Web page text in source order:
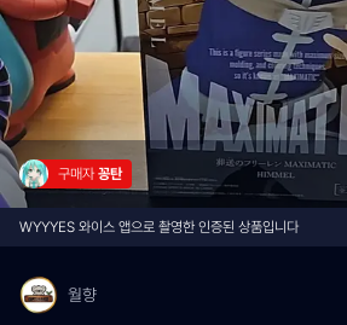
구매자 꽁탄
WYYYES 와이스 앱으로 촬영한 인증된 상품입니다
월향